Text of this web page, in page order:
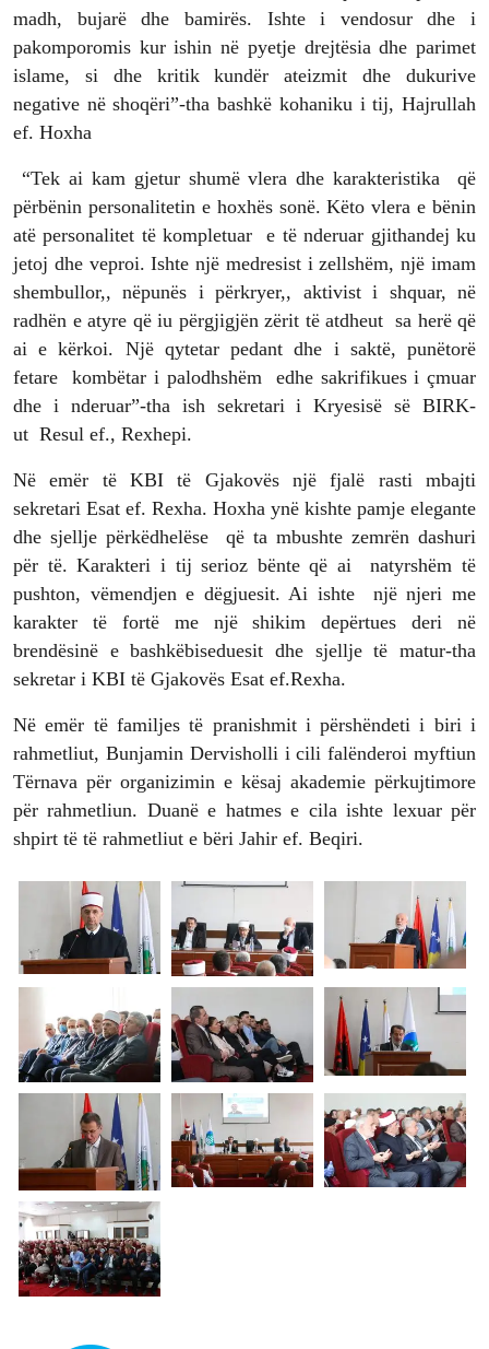
madh, bujarë dhe bamirës. Ishte i vendosur dhe i
pakomporomis kur ishin në pyetje drejtësia dhe parimet
islame, si dhe kritik kundër ateizmit dhe dukurive
negative në shoqëri”-tha bashkë kohaniku i tij, Hajrullah
ef. Hoxha
“Tek ai kam gjetur shumë vlera dhe karakteristika që
përbënin personalitetin e hoxhës sonë. Këto vlera e bënin
atë personalitet të kompletuar e të nderuar gjithandej ku
jetoj dhe veproi. Ishte një medresist i zellshëm, një imam
shembullor,, nëpunës i përkryer,, aktivist i shquar, në
radhën e atyre që iu përgjigjën zërit të atdheut sa herë që
ai e kërkoi. Një qytetar pedant dhe i saktë, punëtorë
fetare kombëtar i palodhshëm edhe sakrifikues i çmuar
dhe i nderuar”-tha ish sekretari i Kryesisë së BIRK-
ut Resul ef., Rexhepi.
Në emër të KBI të Gjakovës një fjalë rasti mbajti
sekretari Esat ef. Rexha. Hoxha ynë kishte pamje elegante
dhe sjellje përkëdhelëse që ta mbushte zemrën dashuri
për të. Karakteri i tij serioz bënte që ai natyrshëm të
pushton, vëmendjen e dëgjuesit. Ai ishte një njeri me
karakter të fortë me një shikim depërtues deri në
brendësinë e bashkëbiseduesit dhe sjellje të matur-tha
sekretar i KBI të Gjakovës Esat ef.Rexha.
Në emër të familjes të pranishmit i përshëndeti i biri i
rahmetliut, Bunjamin Dervisholli i cili falënderoi myftiun
Tërnava për organizimin e kësaj akademie përkujtimore
për rahmetliun. Duanë e hatmes e cila ishte lexuar për
shpirt të të rahmetliut e bëri Jahir ef. Beqiri.